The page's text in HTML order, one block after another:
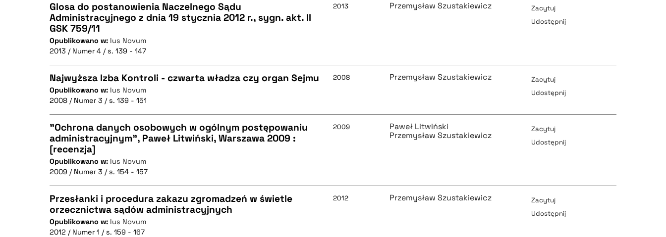
BIBTEX
CZYSTY TEKST
BIBTEX
Glosa do postanowienia Naczelnego Sądu
Administracyjnego z dnia 19 stycznia 2012 r., sygn. akt. II
GSK 759/11
Opublikowano w: Ius Novum
2013 / Numer 4 / s. 139 - 147
2013 Przemysław Szustakiewicz
Zacytuj
Udostępnij
CZYSTY TEKST
pobierz cytat
BIBTEX
Najwyższa Izba Kontroli - czwarta władza czy organ Sejmu
Opublikowano w: Ius Novum
2008 / Numer 3 / s. 139 - 151
2008 Przemysław Szustakiewicz
Zacytuj
Udostępnij
CZYSTY TEKST
BIBTEX
"Ochrona danych osobowych w ogólnym postępowaniu
administracyjnym", Paweł Litwiński, Warszawa 2009 :
[recenzja]
Opublikowano w: Ius Novum
2009 / Numer 3 / s. 154 - 157
2009
Paweł Litwiński
Przemysław Szustakiewicz
Zacytuj
Udostępnij
CZYSTY TEKST
Przesłanki i procedura zakazu zgromadzeń w świetle
orzecznictwa sądów administracyjnych
Opublikowano w: Ius Novum
2012 / Numer 1 / s. 159 - 167
2012 Przemysław Szustakiewicz
Zacytuj
Udostępnij